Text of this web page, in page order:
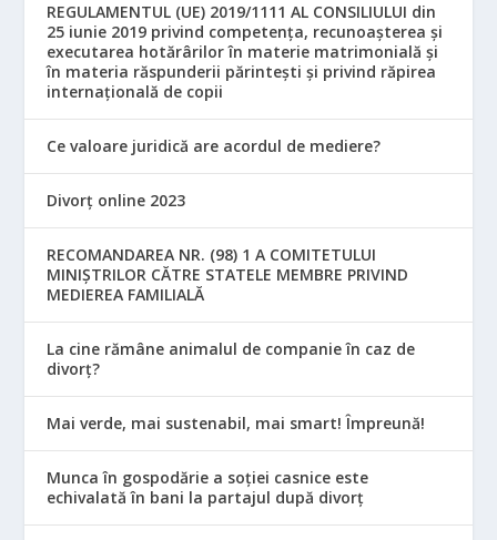
REGULAMENTUL (UE) 2019/1111 AL CONSILIULUI din
25 iunie 2019 privind competența, recunoașterea și
executarea hotărârilor în materie matrimonială și
în materia răspunderii părintești și privind răpirea
internațională de copii
Ce valoare juridică are acordul de mediere?
Divorț online 2023
RECOMANDAREA NR. (98) 1 A COMITETULUI
MINIŞTRILOR CĂTRE STATELE MEMBRE PRIVIND
MEDIEREA FAMILIALĂ
La cine rămâne animalul de companie în caz de
divorț?
Mai verde, mai sustenabil, mai smart! Împreună!
Munca în gospodărie a soției casnice este
echivalată în bani la partajul după divorț